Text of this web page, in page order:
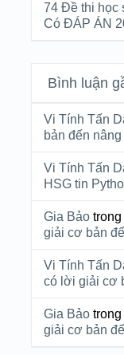
74 Đề thi học
Có ĐÁP ÁN
Bình luận
Vi Tính Tấn
bản đến
Vi Tính Tấn
HSG tin
Gia Bảotrong
giải cơ bản
Vi Tính Tấn
có lời giải cơ
Gia Bảotrong
giải cơ bản